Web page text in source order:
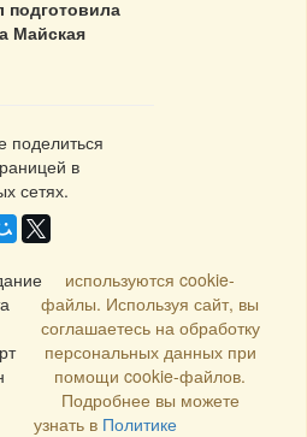
подготовила
Майская
поделиться
в
сетях.
используются cookie-
файлы. Используя сайт, вы
соглашаетесь на обработку
персональных данных при
помощи cookie-файлов.
Подробнее вы можете
узнать в Политике